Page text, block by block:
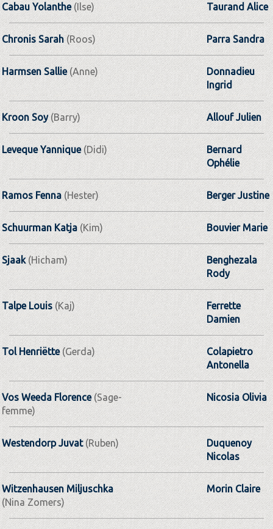
Cabau Yolanthe(Ilse) Taurand Alice
Chronis Sarah(Roos) Parra Sandra
Harmsen Sallie(Anne)
Donnadieu
Ingrid
Kroon Soy(Barry) Allouf Julien
Leveque Yannique(Didi)
Bernard
Ophélie
Ramos Fenna(Hester) Berger Justine
Schuurman Katja (Kim) Bouvier Marie
Sjaak (Hicham)
Benghezala
Rody
Talpe Louis(Kaj)
Ferrette
Damien
Tol Henriëtte(Gerda)
Colapietro
Antonella
Vos Weeda Florence(Sage-
femme)
Nicosia Olivia
Westendorp Juvat(Ruben)
Duquenoy
Nicolas
Witzenhausen Miljuschka
(Nina Zomers)
Morin Claire